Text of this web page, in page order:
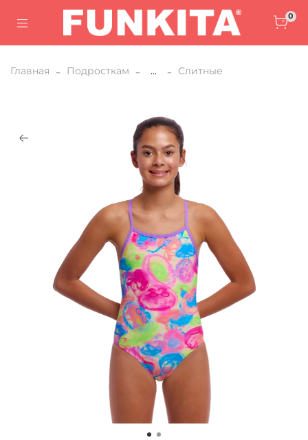
0
Главная Подросткам ... Слитные